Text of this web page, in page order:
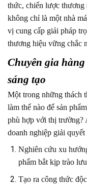
thức, chiến lược thương
không chỉ là một nhà
vị cung cấp giải pháp
thương hiệu vững chắc
Chuyên gia
sáng tạo
Một trong những thách
làm thế nào để sản
phù hợp với thị trường?
doanh nghiệp giải quyết
Nghiên cứu xu
phẩm bắt kịp trào
Tạo ra công thức